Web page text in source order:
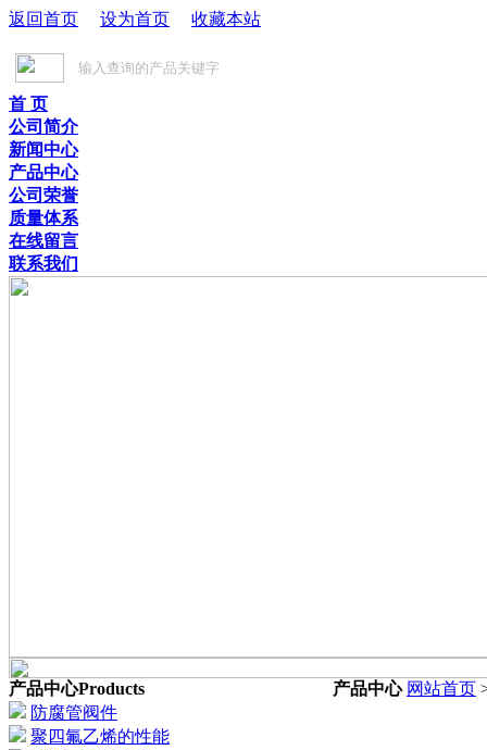
返回首页 设为首页 收藏本站
首 页
公司简介
新闻中心
产品中心
公司荣誉
质量体系
在线留言
联系我们
产品中心Products
防腐管阀件
聚四氟乙烯的性能
产品中心 网站首页